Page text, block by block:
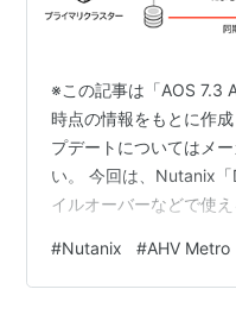
※この記事は「AOS 7.3
時点の情報をもとに作
プデートについてはメ
い。 今回は、Nutanix
イルオーバーなどで使
環境 2. 環境とWitness
作成と仮想マシンの保
#Nutanix #AHV Metro